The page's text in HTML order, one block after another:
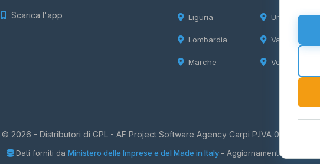
Scarica l'app Liguria
Lombardia
Marche
Umbria
Valle d'Aosta
Veneto
© 2026 - Distributori di GPL - AF Project Software Agency Carpi P.IVA
Dati forniti da Ministero delle Imprese e del Made in Italy - Aggiornamento quotidiano